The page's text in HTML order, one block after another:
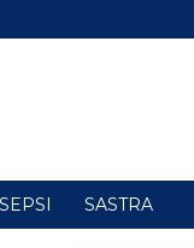
SASTRA